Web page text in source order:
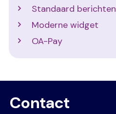
Standaard berichten
Moderne widget
OA-Pay
Contact